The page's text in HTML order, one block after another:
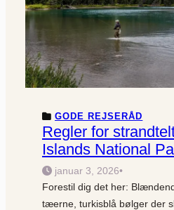
GODE REJSERÅD
Regler for
Islands National
januar 3, 2026•
Forestil dig det her:
tæerne, turkisblå bølger der